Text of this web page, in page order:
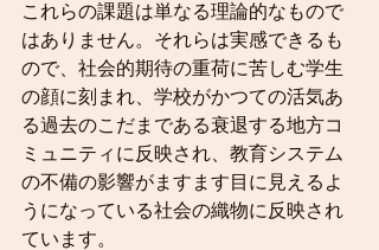
これらの課題は単なる理論的なもので
はありません。それらは実感できるも
ので、社会的期待の重荷に苦しむ学生
の顔に刻まれ、学校がかつての活気あ
る過去のこだまである衰退する地方コ
ミュニティに反映され、教育システム
の不備の影響がますます目に見えるよ
うになっている社会の織物に反映され
ています。